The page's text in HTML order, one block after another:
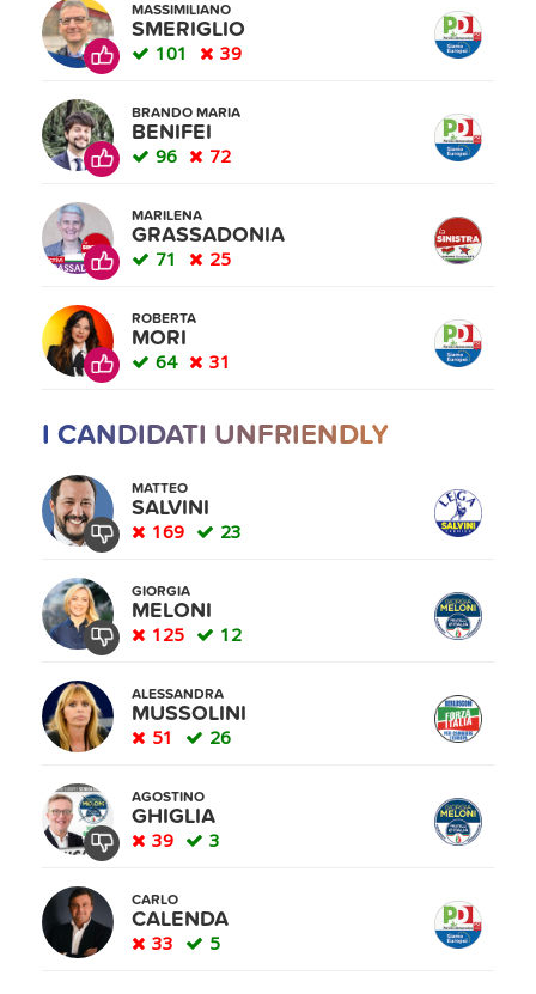
MASSIMILIANO
SMERIGLIO
101 39
BRANDO MARIA
BENIFEI
96 72
MARILENA
GRASSADONIA
71 25
ROBERTA
MORI
64 31
I CANDIDATI UNFRIENDLY
MATTEO
SALVINI
169 23
GIORGIA
MELONI
125 12
ALESSANDRA
MUSSOLINI
51 26
AGOSTINO
GHIGLIA
39 3
CARLO
CALENDA
33 5